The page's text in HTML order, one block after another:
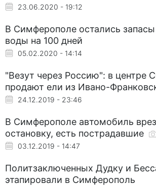
23.06.2020 - 19:12
В Симферополе остались запасы
воды на 100 дней
05.02.2020 - 14:14
"Везут через Россию": в центре
продают ели из Ивано-
24.12.2019 - 23:46
В Симферополе автомобиль
остановку, есть пострадавшие
03.12.2019 - 14:47
Политзаключенных Дудку и
этапировали в Симферополь